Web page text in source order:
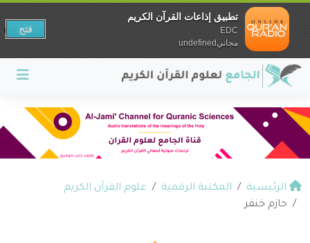
الرئيسية المكتبة الرقمية
علوم القرآن الكريم
حازم خنفر
تطبيق إذاعات القرآن الكريم
EDC
مجانيundefined
فتح